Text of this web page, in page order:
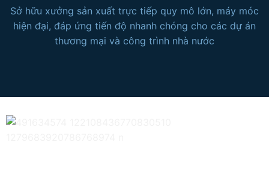
Sở hữu xưởng sản xuất trực tiếp quy mô lớn, máy móc
hiện đại, đáp ứng tiến độ nhanh chóng cho các dự án
thương mại và công trình nhà nước